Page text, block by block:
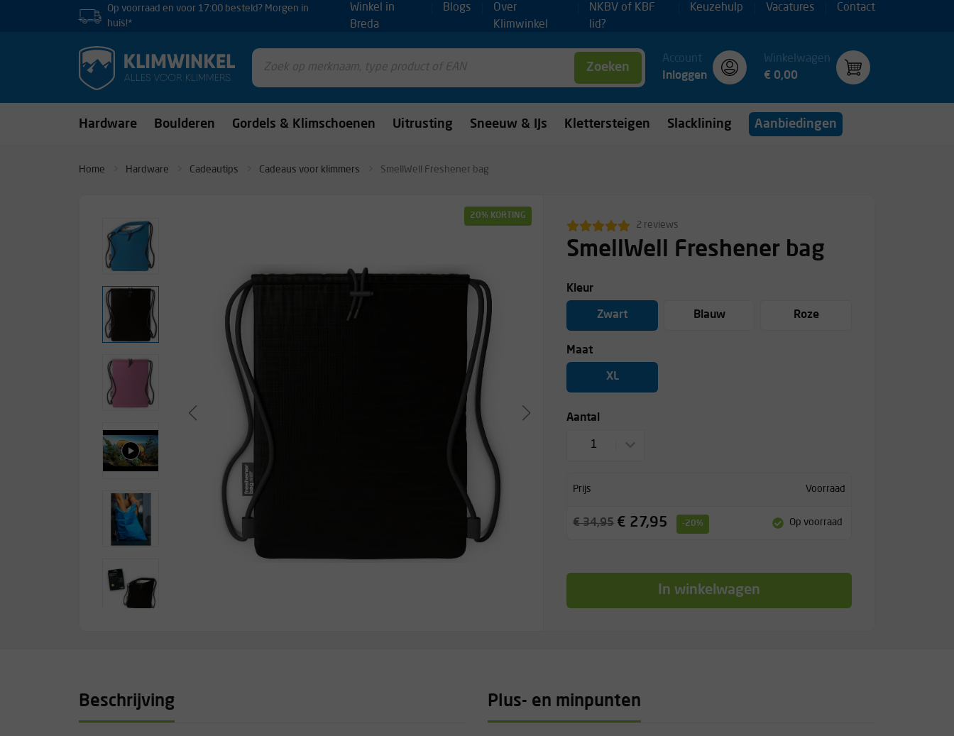
Op voorraad en voor 17:00 besteld? Morgen in
huis!*
Winkel in
Breda
Blogs
Over
Klimwinkel
NKBV of KBF
lid?
Keuzehulp Vacatures Contact
Zoeken
Account
Inloggen
Winkelwagen
€ 0,00
Hardware Boulderen Gordels & Klimschoenen Uitrusting Sneeuw & IJs Klettersteigen Slacklining Aanbiedingen
Home Hardware Cadeautips Cadeaus voor klimmers SmellWell Freshener bag
20% KORTING
2 reviews
SmellWell Freshener bag
Kleur
Zwart Blauw Roze
Maat
XL
Aantal
1
Prijs Voorraad
€ 34,95 € 27,95 -20% Op voorraad
In winkelwagen
Beschrijving Plus- en minpunten